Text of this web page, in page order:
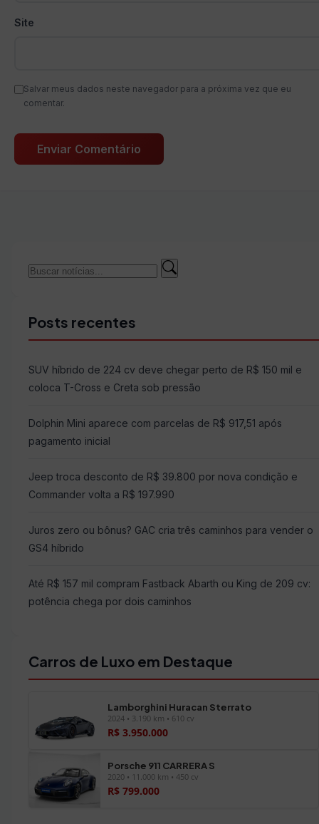
Site
Salvar meus dados neste navegador para a próxima vez que eu
comentar.
Buscar
Buscar
Posts recentes
SUV híbrido de 224 cv deve chegar perto de R$ 150 mil e
coloca T-Cross e Creta sob pressão
Dolphin Mini aparece com parcelas de R$ 917,51 após
pagamento inicial
Jeep troca desconto de R$ 39.800 por nova condição e
Commander volta a R$ 197.990
Juros zero ou bônus? GAC cria três caminhos para vender o
GS4 híbrido
Até R$ 157 mil compram Fastback Abarth ou King de 209 cv:
potência chega por dois caminhos
Carros de Luxo em Destaque
Lamborghini Huracan Sterrato
2024 • 3.190 km • 610 cv
R$ 3.950.000
Porsche 911 CARRERA S
2020 • 11.000 km • 450 cv
R$ 799.000